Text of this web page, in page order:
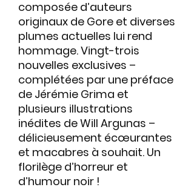
composée d’auteurs
originaux de Gore et diverses
plumes actuelles lui rend
hommage. Vingt-trois
nouvelles exclusives –
complétées par une préface
de Jérémie Grima et
plusieurs illustrations
inédites de Will Argunas –
délicieusement écœurantes
et macabres à souhait. Un
florilège d’horreur et
d’humour noir !